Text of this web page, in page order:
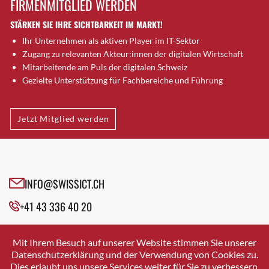
Brugg AG
Brütten
Bubendorf
Bubikon
Buchs (SG)
Bäretswil
Bülach
Cazis
Crissier
Davos Platz
Dierikon
Dietikon
FIRMENMITGLIED WERDEN
STÄRKEN SIE IHRE SICHTBARKEIT IM MARKT!
Ihr Unternehmen als aktiven Player im IT-Sektor
Zugang zu relevanten Akteur:innen der digitalen Wirtschaft
Mitarbeitende am Puls der digitalen Schweiz
Gezielte Unterstützung für Fachbereiche und Führung
Jetzt Mitglied werden
INFO@SWISSICT.CH
+41 43 336 40 20
SWISSICT
VULKANSTRASSE 120
8048 ZURICH
Mit Ihrem Besuch auf unserer Website stimmen Sie unserer
Datenschutzerklärung und der Verwendung von Cookies zu.
Dies erlaubt uns unsere Services weiter für Sie zu verbessern.